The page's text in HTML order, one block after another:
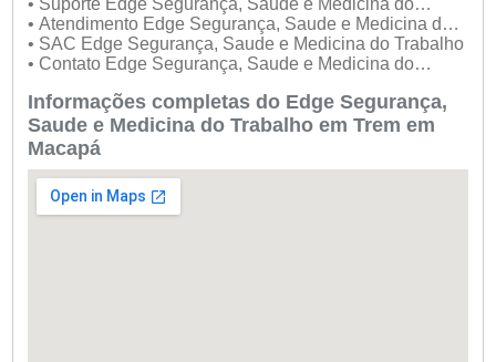
Trabalho
• Suporte Edge Segurança, Saude e Medicina do
Trabalho
• Atendimento Edge Segurança, Saude e Medicina do
Trabalho
• SAC Edge Segurança, Saude e Medicina do Trabalho
• Contato Edge Segurança, Saude e Medicina do
Informações completas do Edge Segurança,
Saude e Medicina do Trabalho em Trem em
Macapá